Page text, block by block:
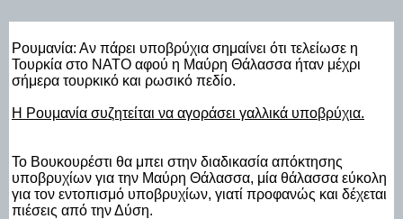
Ρουμανία: Αν πάρει υποβρύχια σημαίνει ότι τελείωσε η
Τουρκία στο ΝΑΤΟ αφού η Μαύρη Θάλασσα ήταν μέχρι
σήμερα τουρκικό και ρωσικό πεδίο.
Η Ρουμανία συζητείται να αγοράσει γαλλικά υποβρύχια.
Το Βουκουρέστι θα μπει στην διαδικασία απόκτησης
υποβρυχίων για την Μαύρη Θάλασσα, μία θάλασσα εύκολη
για τον εντοπισμό υποβρυχίων, γιατί προφανώς και δέχεται
πιέσεις από την Δύση.